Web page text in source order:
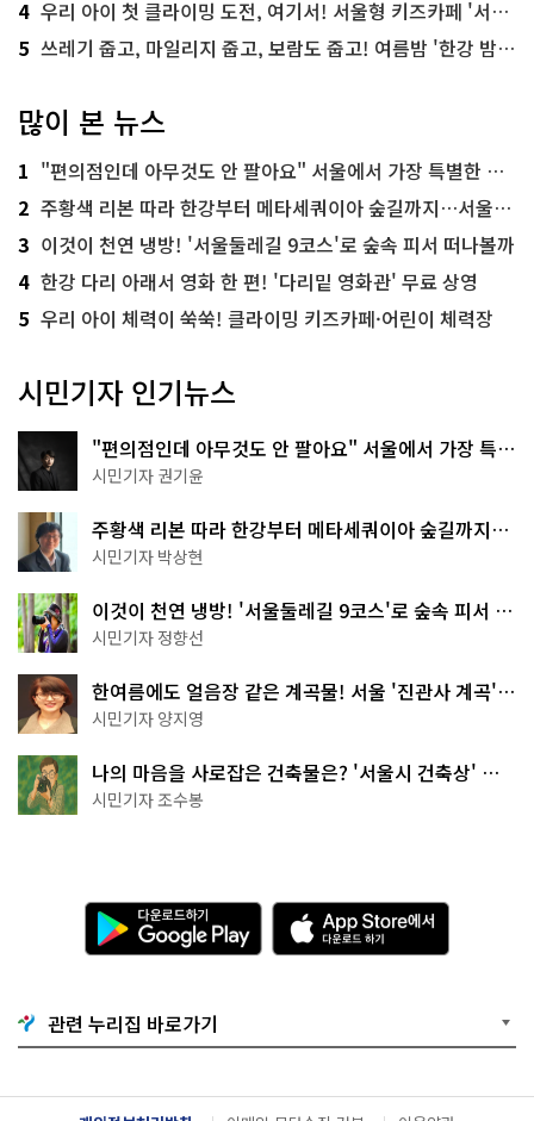
4 우리 아이 첫 클라이밍 도전, 여기서! 서울형 키즈카페 '서울가족플라자점'
5 쓰레기 줍고, 마일리지 줍고, 보람도 줍고! 여름밤 '한강 밤마실 줍깅'
많이 본 뉴스
1 "편의점인데 아무것도 안 팔아요" 서울에서 가장 특별한 편의점의 정체
2 주황색 리본 따라 한강부터 메타세쿼이아 숲길까지…서울둘레길 15코스
3 이것이 천연 냉방! '서울둘레길 9코스'로 숲속 피서 떠나볼까
4 한강 다리 아래서 영화 한 편! '다리밑 영화관' 무료 상영
5 우리 아이 체력이 쑥쑥! 클라이밍 키즈카페·어린이 체력장
시민기자 인기뉴스
"편의점인데 아무것도 안 팔아요" 서울에서 가장 특별
한 편의점의 정체
시민기자 권기윤
주황색 리본 따라 한강부터 메타세쿼이아 숲길까지…
서울둘레길 15코스
시민기자 박상현
이것이 천연 냉방! '서울둘레길 9코스'로 숲속 피서 떠
나볼까
시민기자 정향선
한여름에도 얼음장 같은 계곡물! 서울 '진관사 계곡'이
천국이네~
시민기자 양지영
나의 마음을 사로잡은 건축물은? '서울시 건축상' 수
상작 공개!
시민기자 조수봉
다
운
로
기
G
o
g
l
A
p
p
e
서
다
관련 누리집 바로가기